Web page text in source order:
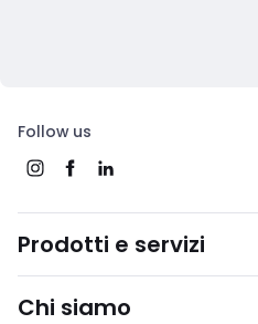
Follow us
Prodotti e servizi
Chi siamo